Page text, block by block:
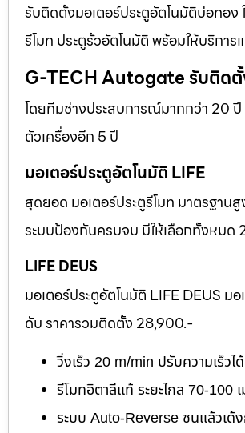
รับติดตั้งมอเตอร์ประตูอัตโนมัติบ่อทอง
รีโมท ประตูรั้วอัตโนมัติ พร้อมให้บริก
G-TECH Autogate รับติดตั้
โดยทีมช่างประสบการณ์มากกว่า 20
ตัวเครื่องอีก 5 ปี
มอเตอร์ประตูอัตโนมัติ LIFE
สุดยอด มอเตอร์ประตูรีโมท มาตรฐาน
ระบบป้องกันครบจบ มีให้เลือกทั้งหมด
LIFE DEUS
มอเตอร์ประตูอัตโนมัติ LIFE DEUS ม
ดับ ราคารวมติดตั้ง 28,900.-
วิ่งเร็ว 20 m/min ปรับความเร็วไ
รีโมทอิตาลีแท้ ระยะไกล 70-100
ระบบ Auto-Reverse ชนแล้วเด้